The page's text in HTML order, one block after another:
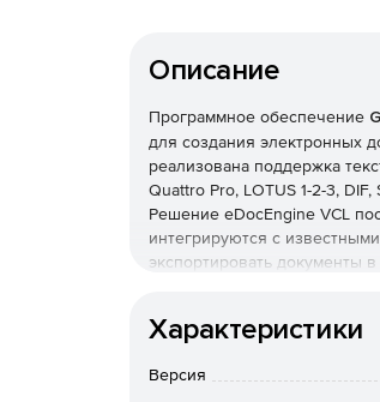
Описание
Программное обеспечение
для создания электронных
реализована поддержка
Quattro Pro, LOTUS 1-2-3, DIF,
Решение eDocEngine VCL
интегрируются с
экспортировать документы
растровые и векторные
Характеристики
Версия